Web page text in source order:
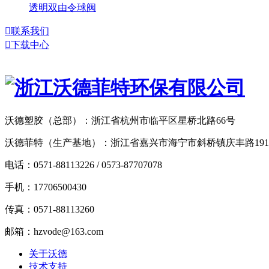
透明双由令球阀
联系我们
下载中心
沃德塑胶（总部）：浙江省杭州市临平区星桥北路66号
沃德菲特（生产基地）：浙江省嘉兴市海宁市斜桥镇庆丰路
电话：0571-88113226 / 0573-87707078
手机：17706500430
传真：0571-88113260
邮箱：hzvode@163.com
关于沃德
技术支持